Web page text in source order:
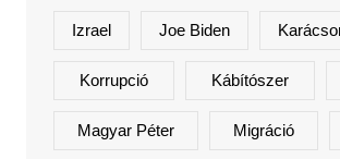
Izrael Joe Biden
Korrupció Kábítószer
Magyar Péter Migráció